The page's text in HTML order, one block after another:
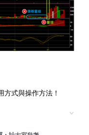
式與操作方法！